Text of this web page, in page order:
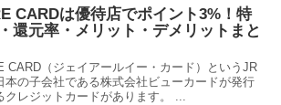
CARDは優待店でポイント3%！特
還元率・メリット・デメリットまと
CARD（ジェイアールイー・カード）というJR
本の子会社である株式会社ビューカードが発行
クレジットカードがあります。 ...